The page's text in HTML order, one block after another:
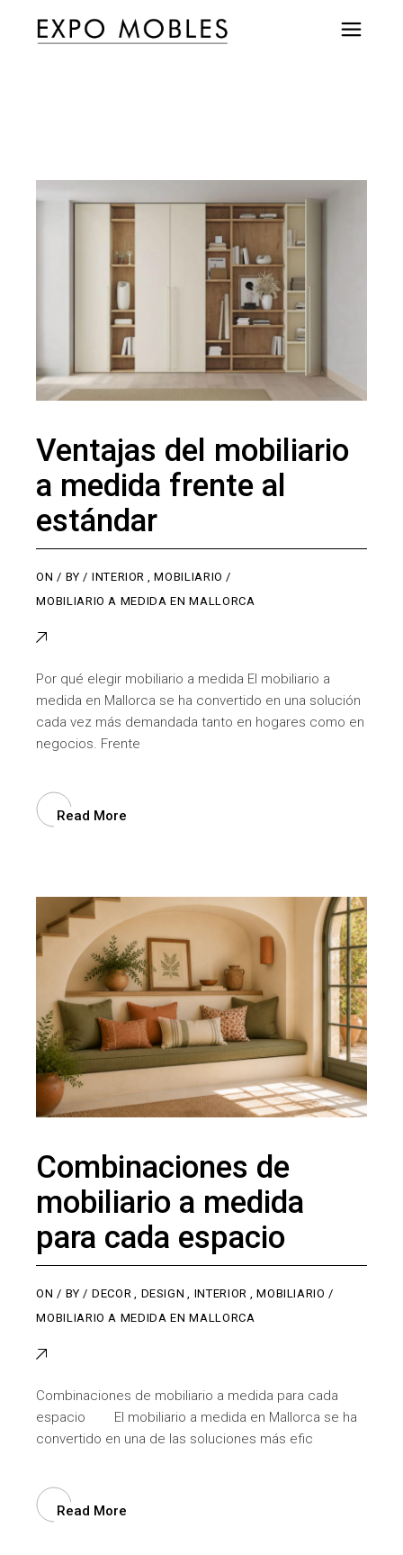
Ventajas del mobiliario
a medida frente al
estándar
ON BY INTERIOR ,MOBILIARIO
MOBILIARIO A MEDIDA EN MALLORCA
Por qué elegir mobiliario a medida El mobiliario a
medida en Mallorca se ha convertido en una solución
cada vez más demandada tanto en hogares como en
negocios. Frente
Read More
Combinaciones de
mobiliario a medida
para cada espacio
ON BY DECOR DESIGN INTERIOR ,MOBILIARIO
MOBILIARIO A MEDIDA EN MALLORCA
Combinaciones de mobiliario a medida para cada
espacio El mobiliario a medida en Mallorca se ha
convertido en una de las soluciones más efic
Read More